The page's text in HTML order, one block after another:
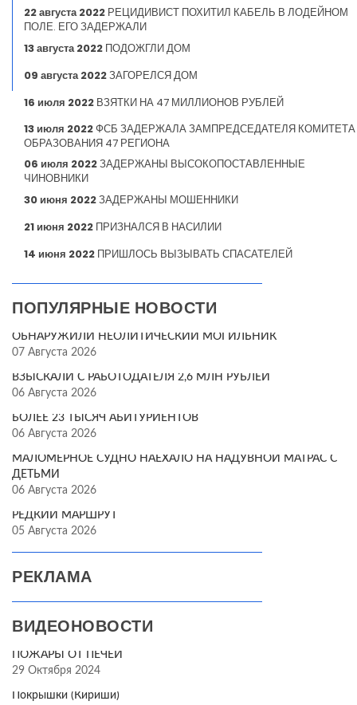
22 августа 2022 РЕЦИДИВИСТ ПОХИТИЛ КАБЕЛЬ В ЛОДЕЙНОМ
ПОЛЕ. ЕГО ЗАДЕРЖАЛИ
13 августа 2022 ПОДОЖГЛИ ДОМ
09 августа 2022ЗАГОРЕЛСЯ ДОМ
16 июля 2022 ВЗЯТКИ НА 47 МИЛЛИОНОВ РУБЛЕЙ
13 июля 2022ФСБ ЗАДЕРЖАЛА ЗАМПРЕДСЕДАТЕЛЯ КОМИТЕТА
ОБРАЗОВАНИЯ 47 РЕГИОНА
06 июля 2022ЗАДЕРЖАНЫ ВЫСОКОПОСТАВЛЕННЫЕ
ЧИНОВНИКИ
30 июня 2022ЗАДЕРЖАНЫ МОШЕННИКИ
21 июня 2022 ПРИЗНАЛСЯ В НАСИЛИИ
14 июня 2022 ПРИШЛОСЬ ВЫЗЫВАТЬ СПАСАТЕЛЕЙ
ПОПУЛЯРНЫЕ НОВОСТИ
ОБНАРУЖИЛИ НЕОЛИТИЧЕСКИЙ МОГИЛЬНИК
07 Августа 2026
ВЗЫСКАЛИ С РАБОТОДАТЕЛЯ 2,6 МЛН РУБЛЕЙ
06 Августа 2026
БОЛЕЕ 23 ТЫСЯЧ АБИТУРИЕНТОВ
06 Августа 2026
МАЛОМЕРНОЕ СУДНО НАЕХАЛО НА НАДУВНОЙ МАТРАС С
ДЕТЬМИ
06 Августа 2026
РЕДКИЙ МАРШРУТ
05 Августа 2026
РЕКЛАМА
ВИДЕОНОВОСТИ
ПОЖАРЫ ОТ ПЕЧЕЙ
29 Октября 2024
Покрышки (Кириши)